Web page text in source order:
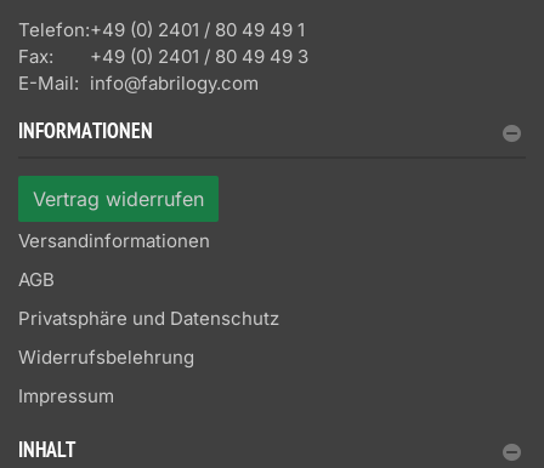
Telefon:+49 (0) 2401 / 80 49 49 1
Fax:
+49 (0) 2401 / 80 49 49 3
E-Mail: info@fabrilogy.com
INFORMATIONEN
Vertrag widerrufen
Versandinformationen
AGB
Privatsphäre und Datenschutz
Widerrufsbelehrung
Impressum
INHALT